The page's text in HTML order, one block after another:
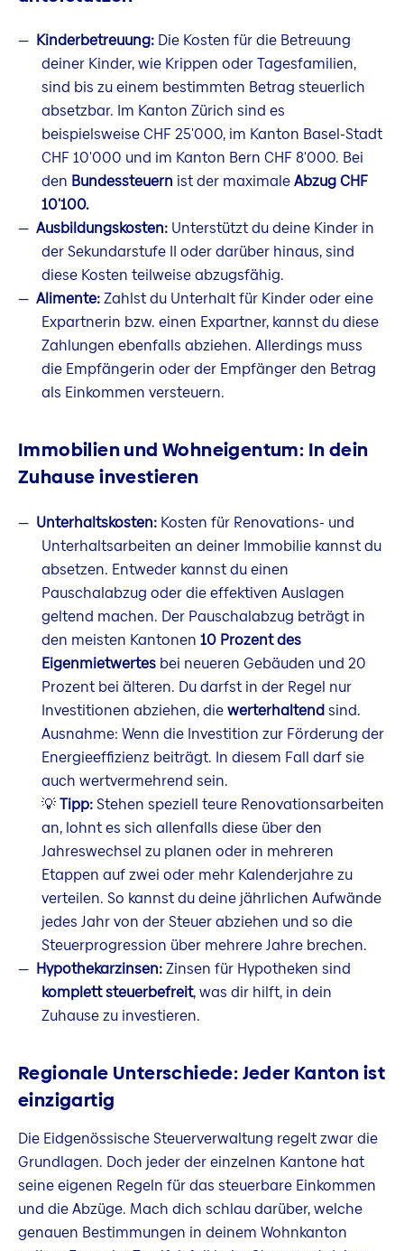
Kinderbetreuung: Die Kosten für die Betreuung
deiner Kinder, wie Krippen oder Tagesfamilien,
sind bis zu einem bestimmten Betrag steuerlich
absetzbar. Im Kanton Zürich sind es
beispielsweise CHF 25'000, im Kanton Basel-Stadt
CHF 10'000 und im Kanton Bern CHF 8'000. Bei
den Bundessteuern ist der maximaleAbzug CHF
10'100.
Ausbildungskosten: Unterstützt du deine Kinder in
der Sekundarstufe II oder darüber hinaus, sind
diese Kosten teilweise abzugsfähig.
Alimente:Zahlst du Unterhalt für Kinder oder eine
Expartnerin bzw. einen Expartner, kannst du diese
Zahlungen ebenfalls abziehen. Allerdings muss
die Empfängerin oder der Empfänger den Betrag
als Einkommen versteuern.
Immobilien und Wohneigentum: In dein
Zuhause investieren
Unterhaltskosten: Kosten für Renovations- und
Unterhaltsarbeiten an deiner Immobilie kannst du
absetzen. Entweder kannst du einen
Pauschalabzug oder die effektiven Auslagen
geltend machen. Der Pauschalabzug beträgt in
den meisten Kantonen 10 Prozent des
Eigenmietwertesbei neueren Gebäuden und 20
Prozent bei älteren. Du darfst in der Regel nur
Investitionen abziehen, diewerterhaltendsind.
Ausnahme: Wenn die Investition zur Förderung der
Energieeffizienz beiträgt. In diesem Fall darf sie
auch wertvermehrend sein.
💡Tipp:Stehen speziell teure Renovationsarbeiten
an, lohnt es sich allenfalls diese über den
Jahreswechsel zu planen oder in mehreren
Etappen auf zwei oder mehr Kalenderjahre zu
verteilen. So kannst du deine jährlichen Aufwände
jedes Jahr von der Steuer abziehen und so die
Steuerprogression über mehrere Jahre brechen.
Hypothekarzinsen:Zinsen für Hypotheken sind
komplett steuerbefreit, was dir hilft, in dein
Zuhause zu investieren.
Regionale Unterschiede: Jeder Kanton ist
einzigartig
Die Eidgenössische Steuerverwaltung regelt zwar die
Grundlagen. Doch jeder der einzelnen Kantone hat
seine eigenen Regeln für das steuerbare Einkommen
und die Abzüge. Mach dich schlau darüber, welche
genauen Bestimmungen in deinem Wohnkanton